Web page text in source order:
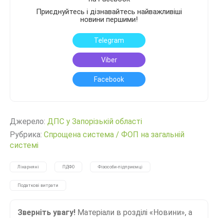
Приєднуйтесь і дізнавайтесь найважливіші
новини першими!
Telegram
Viber
Facebook
Джерело: ДПС у Запорізькій області
Рубрика: Спрощена система / ФОП на загальній
системі
Лікарняні ПДФО Фізособи-підприємці
Податкові витрати
Зверніть увагу! Матеріали в розділі «Новини», а